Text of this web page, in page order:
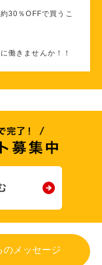
30％OFFで買うこ
働きませんか！！
のメッセージ